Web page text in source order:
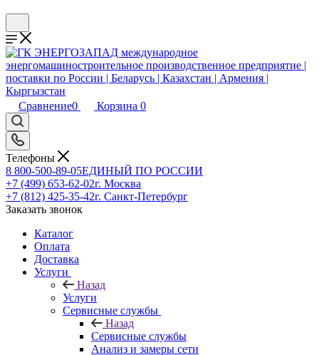
Сравнение0 Корзина 0
Телефоны
8 800-500-89-05ЕДИНЫЙ ПО РОССИИ
+7 (499) 653-62-02г. Москва
+7 (812) 425-35-42г. Санкт-Петербург
Заказать звонок
Каталог
Оплата
Доставка
Услуги
Назад
Услуги
Сервисные службы
Назад
Сервисные службы
Анализ и замеры сети